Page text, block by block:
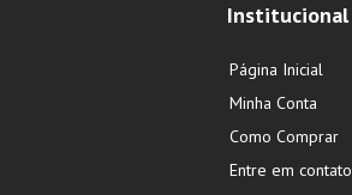
Institucional
Página Inicial
Minha Conta
Como Comprar
Entre em contato